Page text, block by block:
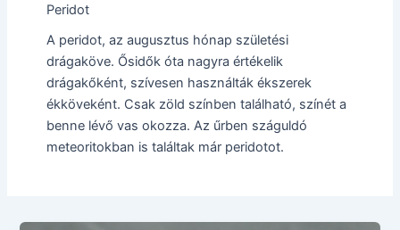
Peridot
A peridot, az augusztus hónap születési
drágaköve. Ősidők óta nagyra értékelik
drágakőként, szívesen használták ékszerek
ékköveként. Csak zöld színben található, színét a
benne lévő vas okozza. Az űrben száguldó
meteoritokban is találtak már peridotot.